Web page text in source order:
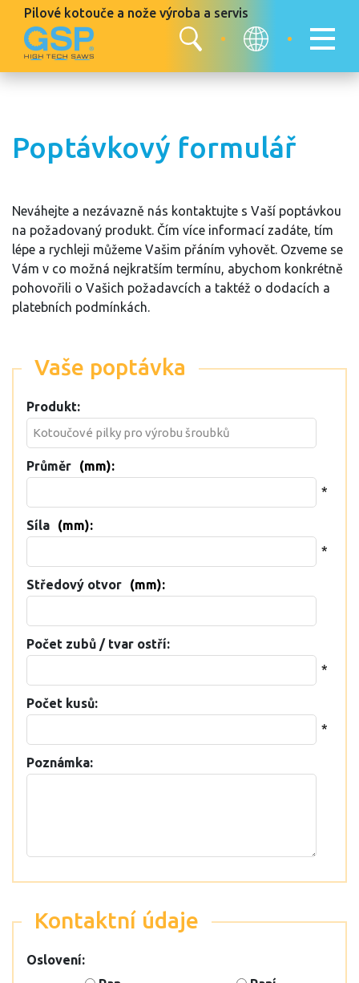
Pilové kotouče a nože výroba a servis
Poptávkový formulář
Neváhejte a nezávazně nás kontaktujte s Vaší poptávkou
na požadovaný produkt. Čím více informací zadáte, tím
lépe a rychleji můžeme Vašim přáním vyhovět. Ozveme se
Vám v co možná nejkratším termínu, abychom konkrétně
pohovořili o Vašich požadavcích a taktéž o dodacích a
platebních podmínkách.
Vaše poptávka
Produkt:
Průměr
(mm):
*
Síla
(mm):
*
Středový otvor (mm):
Počet zubů / tvar ostří:
*
Počet kusů:
*
Poznámka:
Kontaktní údaje
Oslovení: